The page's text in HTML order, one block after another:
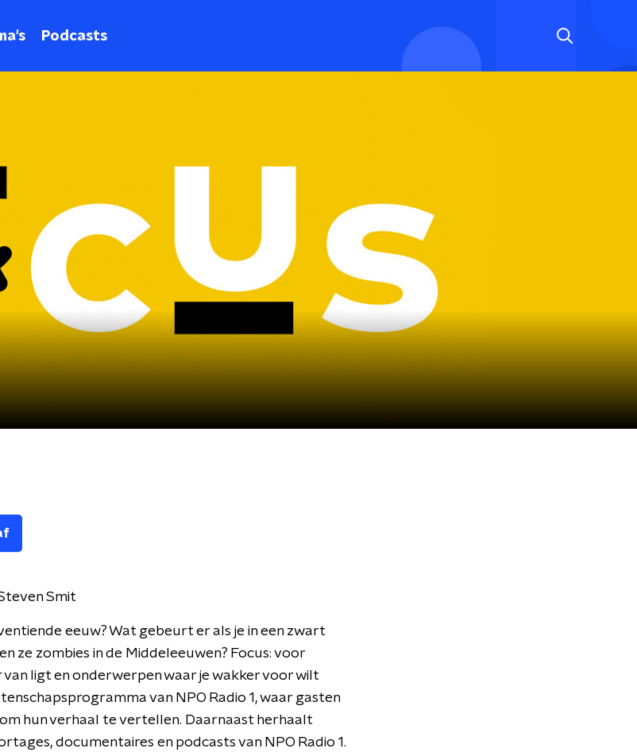
Podcasts
Smit
eeuw? Wat gebeurt er als je in een zwart
ze zombies in de Middeleeuwen? Focus: voor
van ligt en onderwerpen waar je wakker voor wilt
van NPO Radio 1, waar gasten
hun verhaal te vertellen. Daarnaast herhaalt
documentaires en podcasts van NPO Radio 1.